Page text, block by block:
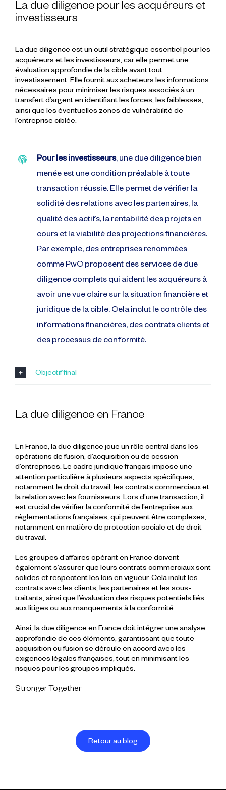
La due diligence pour les acquéreurs et
investisseurs
La due diligence est un outil stratégique essentiel pour les
acquéreurs et les investisseurs, car elle permet une
évaluation approfondie de la cible avant tout
investissement. Elle fournit aux acheteurs les informations
nécessaires pour minimiser les risques associés à un
transfert d’argent en identifiant les forces, les faiblesses,
ainsi que les éventuelles zones de vulnérabilité de
l’entreprise ciblée.
Pour les investisseurs, une due diligence bien
menée est une condition préalable à toute
transaction réussie. Elle permet de vérifier la
solidité des relations avec les partenaires, la
qualité des actifs, la rentabilité des projets en
cours et la viabilité des projections financières.
Par exemple, des entreprises renommées
comme PwC proposent des services de due
diligence complets qui aident les acquéreurs à
avoir une vue claire sur la situation financière et
juridique de la cible. Cela inclut le contrôle des
informations financières, des contrats clients et
des processus de conformité.
Objectif final
La due diligence en France
En France, la due diligence joue un rôle central dans les
opérations de fusion, d’acquisition ou de cession
d’entreprises. Le cadre juridique français impose une
attention particulière à plusieurs aspects spécifiques,
notamment le droit du travail, les contrats commerciaux et
la relation avec les fournisseurs. Lors d’une transaction, il
est crucial de vérifier la conformité de l’entreprise aux
réglementations françaises, qui peuvent être complexes,
notamment en matière de protection sociale et de droit
du travail.
Les groupes d’affaires opérant en France doivent
également s’assurer que leurs contrats commerciaux sont
solides et respectent les lois en vigueur. Cela inclut les
contrats avec les clients, les partenaires et les sous-
traitants, ainsi que l’évaluation des risques potentiels liés
aux litiges ou aux manquements à la conformité.
Ainsi, la due diligence en France doit intégrer une analyse
approfondie de ces éléments, garantissant que toute
acquisition ou fusion se déroule en accord avec les
exigences légales françaises, tout en minimisant les
risques pour les groupes impliqués.
Stronger Together
Retour au blog